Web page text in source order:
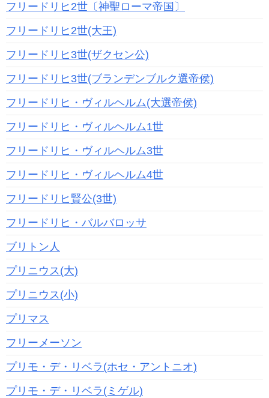
フリードリヒ2世〔神聖ローマ帝国〕
フリードリヒ2世(大王)
フリードリヒ3世(ザクセン公)
フリードリヒ3世(ブランデンブルク選帝侯)
フリードリヒ・ヴィルヘルム(大選帝侯)
フリードリヒ・ヴィルヘルム1世
フリードリヒ・ヴィルヘルム3世
フリードリヒ・ヴィルヘルム4世
フリードリヒ賢公(3世)
フリードリヒ・バルバロッサ
ブリトン人
プリニウス(大)
プリニウス(小)
プリマス
フリーメーソン
プリモ・デ・リベラ(ホセ・アントニオ)
プリモ・デ・リベラ(ミゲル)